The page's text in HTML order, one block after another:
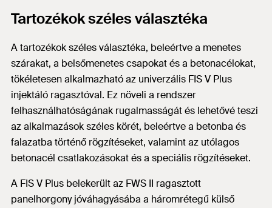
Tartozékok széles választéka
A tartozékok széles választéka, beleértve a menetes
szárakat, a belsőmenetes csapokat és a betonacélokat,
tökéletesen alkalmazható az univerzális FIS V Plus
injektáló ragasztóval. Ez növeli a rendszer
felhasználhatóságának rugalmasságát és lehetővé teszi
az alkalmazások széles körét, beleértve a betonba és
falazatba történő rögzítéseket, valamint az utólagos
betonacél csatlakozásokat és a speciális rögzítéseket.
A FIS V Plus belekerült az FWS II ragasztott
panelhorgony jóváhagyásába a háromrétegű külső